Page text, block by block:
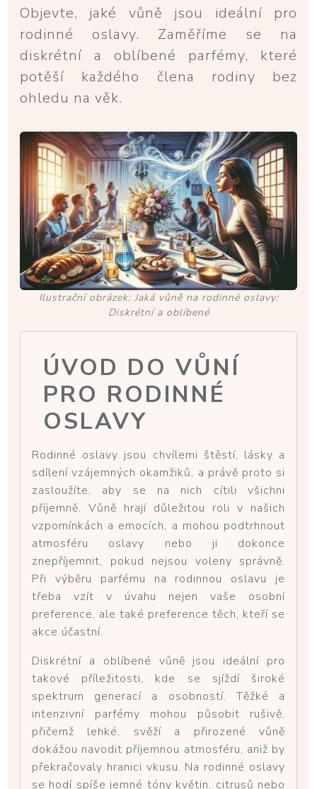
Objevte, jaké vůně jsou ideální pro
rodinné oslavy. Zaměříme se na
diskrétní a oblíbené parfémy, které
potěší každého člena rodiny bez
ohledu na věk.
Ilustrační obrázek: Jaká vůně na rodinné oslavy:
Diskrétní a oblíbené
ÚVOD DO VŮNÍ
PRO RODINNÉ
OSLAVY
Rodinné oslavy jsou chvílemi štěstí, lásky a
sdílení vzájemných okamžiků, a právě proto si
zasloužíte, aby se na nich cítili všichni
příjemně. Vůně hrají důležitou roli v našich
vzpomínkách a emocích, a mohou podtrhnout
atmosféru oslavy nebo ji dokonce
znepříjemnit, pokud nejsou voleny správně.
Při výběru parfému na rodinnou oslavu je
třeba vzít v úvahu nejen vaše osobní
preference, ale také preference těch, kteří se
akce účastní.
Diskrétní a oblíbené vůně jsou ideální pro
takové příležitosti, kde se sjíždí široké
spektrum generací a osobností. Těžké a
intenzivní parfémy mohou působit rušivě,
přičemž lehké, svěží a přirozené vůně
dokážou navodit příjemnou atmosféru, aniž by
překračovaly hranici vkusu. Na rodinné oslavy
se hodí spíše jemné tóny květin, citrusů nebo